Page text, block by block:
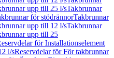
upp till 25 l/sTakbrunnar
för stödrännorTakbrunnar
upp till 12 l/sTakbrunnar
upp till 25
för Installationselement
l/sReservdelar för För takbrunnar